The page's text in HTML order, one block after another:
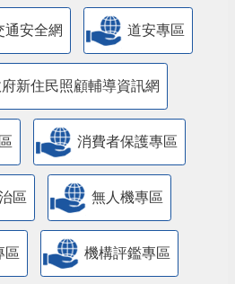
通安全網 道安專區
新住民照顧輔導資訊網
消費者保護專區
區 無人機專區
區 機構評鑑專區